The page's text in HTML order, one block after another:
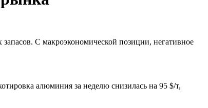
С макроэкономической позиции, негативное
алюминия за неделю снизилась на 95 $/т,